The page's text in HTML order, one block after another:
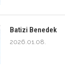
Batizi Benedek
2026.01.08.